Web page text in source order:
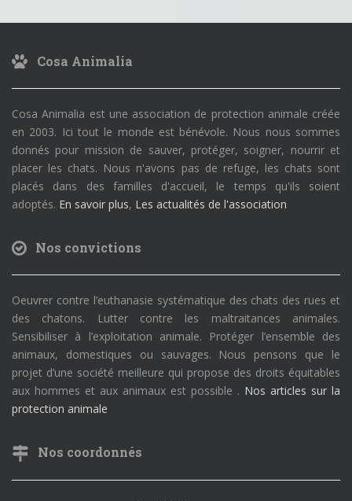
Cosa Animalia
Cosa Animalia est une association de protection animale créée
en 2003. Ici tout le monde est bénévole. Nous nous sommes
donnés pour mission de sauver, protéger, soigner, nourrir et
placer les chats. Nous n'avons pas de refuge, les chats sont
placés dans des familles d'accueil, le temps qu'ils soient
adoptés. En savoir plus, Les actualités de l'association
Nos convictions
Oeuvrer contre l’euthanasie systématique des chats des rues et
des chatons. Lutter contre les maltraitances animales.
Sensibiliser à l’exploitation animale. Protéger l’ensemble des
animaux, domestiques ou sauvages. Nous pensons que le
projet d’une société meilleure qui propose des droits équitables
aux hommes et aux animaux est possible . Nos articles sur la
protection animale
Nos coordonnés